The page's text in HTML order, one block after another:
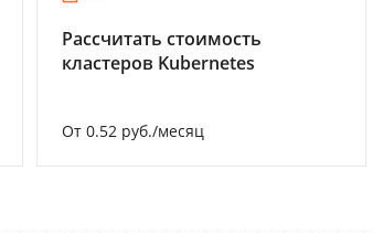
Рассчитать стоимость
кластеров Kubernetes
От 0.52 руб./месяц